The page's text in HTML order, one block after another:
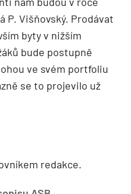
P. Višňovský. Prodávat
byty v nižším
bude postupně
ve svém portfoliu
se to projevilo už
redakce.